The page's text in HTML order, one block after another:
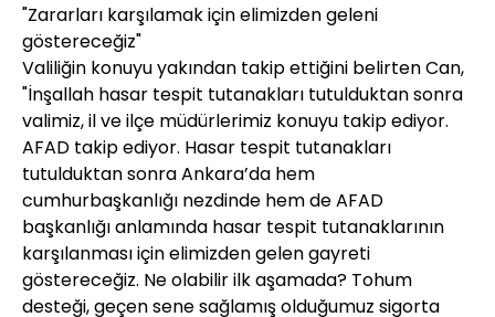
"Zararları karşılamak için elimizden geleni
göstereceğiz"
Valiliğin konuyu yakından takip ettiğini belirten Can,
"İnşallah hasar tespit tutanakları tutulduktan sonra
valimiz, il ve ilçe müdürlerimiz konuyu takip ediyor.
AFAD takip ediyor. Hasar tespit tutanakları
tutulduktan sonra Ankara’da hem
cumhurbaşkanlığı nezdinde hem de AFAD
başkanlığı anlamında hasar tespit tutanaklarının
karşılanması için elimizden gelen gayreti
göstereceğiz. Ne olabilir ilk aşamada? Tohum
desteği, geçen sene sağlamış olduğumuz sigorta